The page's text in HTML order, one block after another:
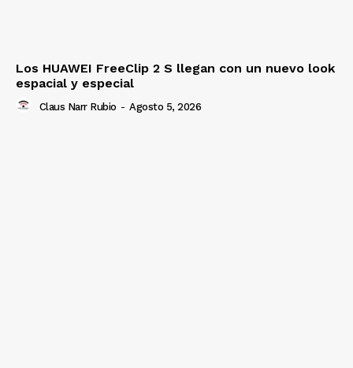
Los HUAWEI FreeClip 2 S llegan con un nuevo look
espacial y especial
Claus Narr Rubio - Agosto 5, 2026